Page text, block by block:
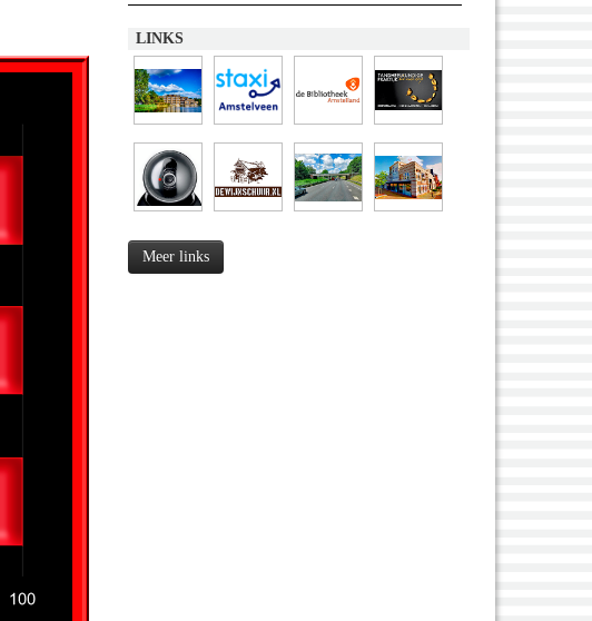
LINKS
Meer links